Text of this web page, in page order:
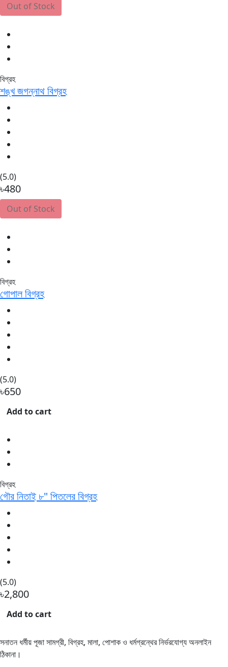
Out of Stock
বিগ্রহ
শঙ্খ জগন্নাথ বিগ্রহ
(5.0)
৳480
Out of Stock
বিগ্রহ
গোপাল বিগ্রহ
(5.0)
৳650
Add to cart
বিগ্রহ
গৌর নিতাই ৮" পিতলের বিগ্রহ
(5.0)
৳2,800
Add to cart
সনাতন ধর্মীয় পূজা সামগ্রী, বিগ্রহ, মালা, পোশাক ও ধর্মগ্রন্থের নির্ভরযোগ্য অনলাইন
ঠিকানা।